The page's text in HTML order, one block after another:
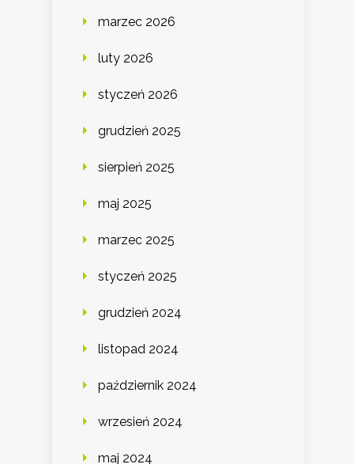
marzec 2026
luty 2026
styczeń 2026
grudzień 2025
sierpień 2025
maj 2025
marzec 2025
styczeń 2025
grudzień 2024
listopad 2024
październik 2024
wrzesień 2024
maj 2024